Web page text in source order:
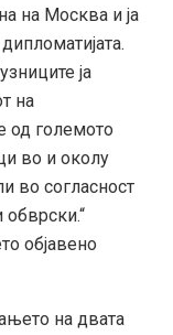
на Москва и ја
ја
на
од големото
во и околу
во согласност
обврски.“
објавено
на двата